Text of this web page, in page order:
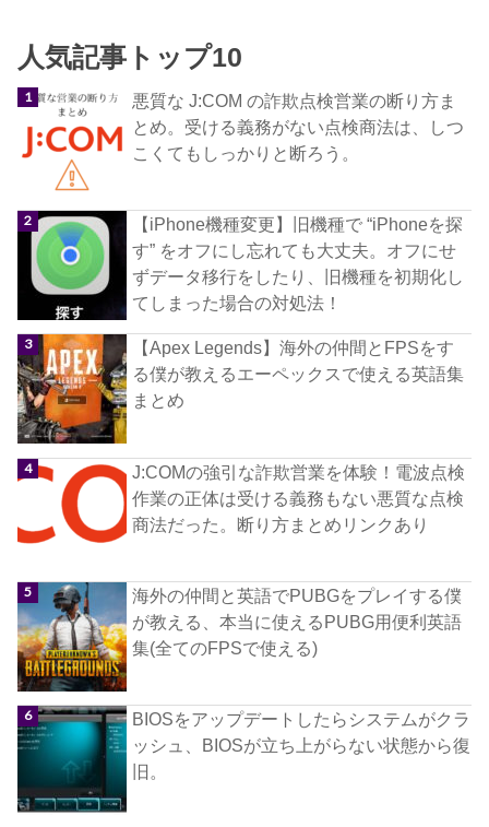
人気記事トップ10
悪質な J:COM の詐欺点検営業の断り方ま
とめ。受ける義務がない点検商法は、しつ
こくてもしっかりと断ろう。
【iPhone機種変更】旧機種で “iPhoneを探
す” をオフにし忘れても大丈夫。オフにせ
ずデータ移行をしたり、旧機種を初期化し
てしまった場合の対処法！
【Apex Legends】海外の仲間とFPSをす
る僕が教えるエーペックスで使える英語集
まとめ
J:COMの強引な詐欺営業を体験！電波点検
作業の正体は受ける義務もない悪質な点検
商法だった。断り方まとめリンクあり
海外の仲間と英語でPUBGをプレイする僕
が教える、本当に使えるPUBG用便利英語
集(全てのFPSで使える)
BIOSをアップデートしたらシステムがクラ
ッシュ、BIOSが立ち上がらない状態から復
旧。